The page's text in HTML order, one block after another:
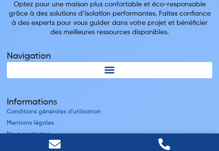
Optez pour une maison plus confortable et éco-responsable
grâce à des solutions d’isolation performantes. Faites confiance
à des experts pour vous guider dans votre projet et bénéficier
des meilleures ressources disponibles.
Navigation
Informations
Conditions générales d'utilisation
Mentions légales
Nous contacter